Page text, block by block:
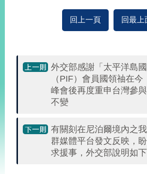
地
回上一頁 回最上
外交部感謝「太平洋島國
（PIF）會員國領䄂在
峰會後再度重申台灣參
不變
有關刻在尼泊爾境內之
群媒體平台發文反映，
求援事，外交部說明如下